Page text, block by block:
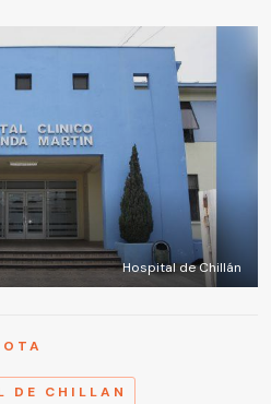
Hospital de Chillán
DE CHILLAN